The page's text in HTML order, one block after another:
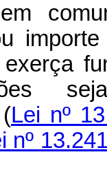
Lei nº
nº